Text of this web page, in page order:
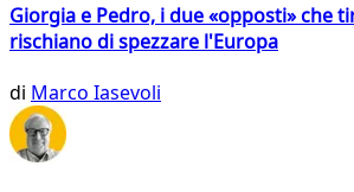
Giorgia e Pedro, i due «opposti» che
rischiano di spezzare l'Europa
di Marco Iasevoli